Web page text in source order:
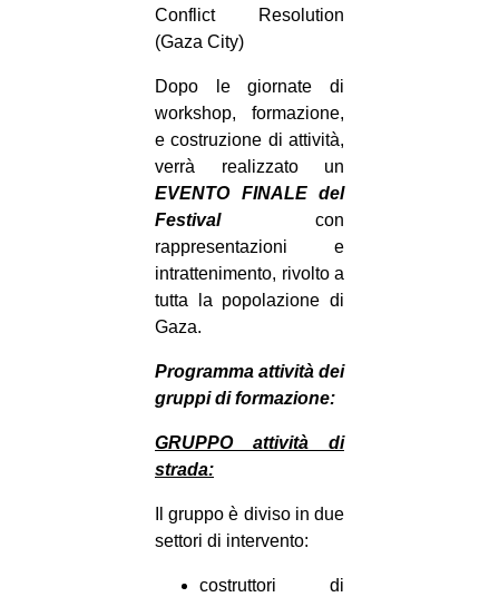
Conflict Resolution
(Gaza City)
Dopo le giornate di
workshop, formazione,
e costruzione di attività,
verrà realizzato un
EVENTO FINALEdel
Festivalcon
rappresentazioni e
intrattenimento, rivolto a
tutta la popolazione di
Gaza.
Programma attività dei
gruppi di formazione:
GRUPPO attività di
strada:
Il gruppo è diviso in due
settori di intervento:
costruttori di